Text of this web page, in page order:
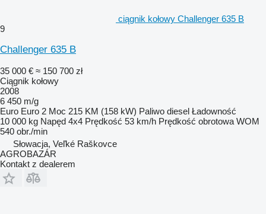
ciągnik kołowy Challenger 635 B
9
Challenger 635 B
35 000 € ≈ 150 700 zł
Ciągnik kołowy
2008
6 450 m/g
Euro Euro 2 Moc 215 KM (158 kW) Paliwo diesel Ładowność
10 000 kg Napęd 4x4 Prędkość 53 km/h Prędkość obrotowa WOM
540 obr./min
Słowacja, Veľké Raškovce
AGROBAZÁR
Kontakt z dealerem